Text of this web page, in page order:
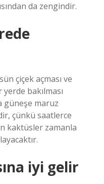
da zengindir.
çiçek açması ve
bakılması
güneşe maruz
çünkü saatlerce
kaktüsler zamanla
iyi gelir